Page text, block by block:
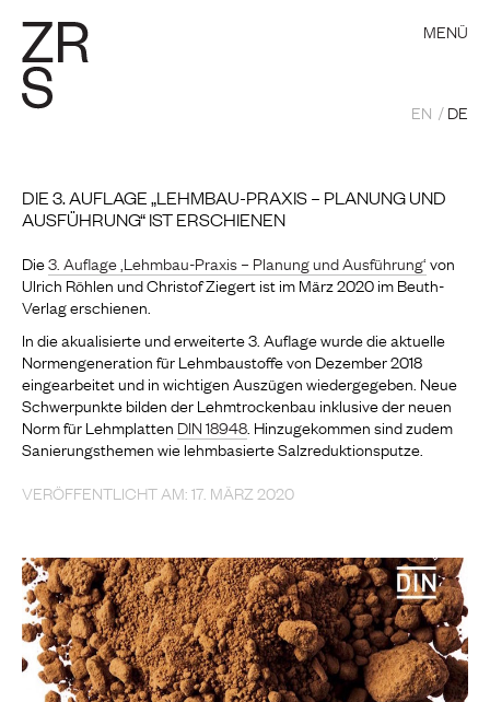
MENÜ
EN DE
DIE 3. AUFLAGE „LEHMBAU-PRAXIS – PLANUNG UND
AUSFÜHRUNG“ IST ERSCHIENEN
Die3. Auflage ‚Lehmbau-Praxis – Planung und Ausführung‘von
Ulrich Röhlen und Christof Ziegert ist im März 2020 im Beuth-
Verlag erschienen.
In die akualisierte und erweiterte 3. Auflage wurde die aktuelle
Normengeneration für Lehmbaustoffe von Dezember 2018
eingearbeitet und in wichtigen Auszügen wiedergegeben. Neue
Schwerpunkte bilden der Lehmtrockenbau inklusive der neuen
Norm für Lehmplatten DIN 18948 . Hinzugekommen sind zudem
Sanierungsthemen wie lehmbasierte Salzreduktionsputze.
VERÖFFENTLICHT AM: 17. MÄRZ 2020